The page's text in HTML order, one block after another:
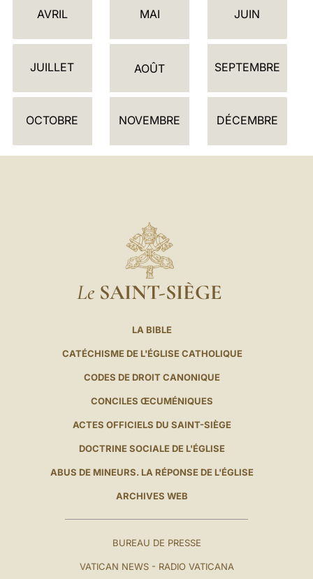
D
I
AVRIL MAI JUIN
JUILLET AOÛT SEPTEMBRE
OCTOBRE NOVEMBRE DÉCEMBRE
Le SAINT-SIÈGE
LA BIBLE
CATÉCHISME DE L'ÉGLISE CATHOLIQUE
CODES DE DROIT CANONIQUE
CONCILES ŒCUMÉNIQUES
ACTES OFFICIELS DU SAINT-SIÈGE
DOCTRINE SOCIALE DE L'ÉGLISE
ABUS DE MINEURS. LA RÉPONSE DE L'ÉGLISE
ARCHIVES WEB
BUREAU DE PRESSE
VATICAN NEWS - RADIO VATICANA